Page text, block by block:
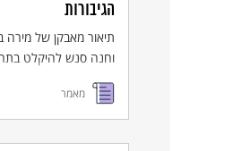
הגיבורות
תיאור מאבקן של מירה
וחנה סנש להיקלט
ישראלית. במאמר הבחנה
שהגיעו בגיל צעיר
במהרה במרקם הלשוני
והרגישו עצמם צברים
מאמר